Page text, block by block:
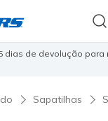
dias de devolução para
Sapatilhas